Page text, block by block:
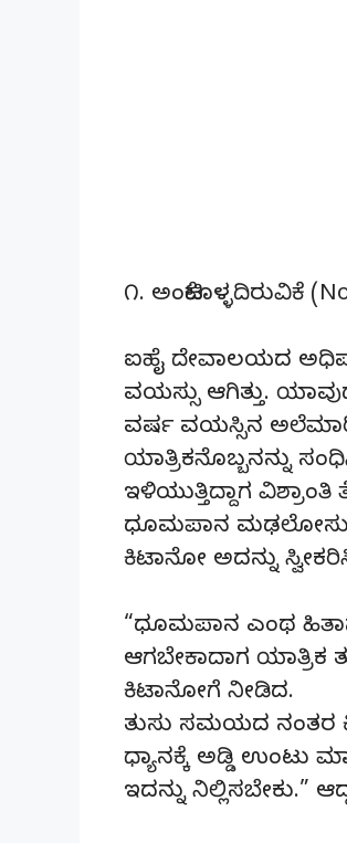
೧. ಅಂಟಿಕೊಳ್ಳದಿರುವಿಕೆ
ಐಹೈ ದೇವಾಲಯದ
ವಯಸ್ಸು ಆಗಿತ್ತು.
ವರ್ಷ ವಯಸ್ಸಿನ ಅಲೆಮಾರಿ
ಯಾತ್ರಿಕನೊಬ್ಬನನ್ನು
ಇಳಿಯುತ್ತಿದ್ದಾಗ
ಧೂಮಪಾನ ಮಢಲೋಸುಗ
ಕಿಟಾನೋ ಅದನ್ನು
“ಧೂಮಪಾನ ಎಂಥ
ಆಗಬೇಕಾದಾಗ ಯಾತ್ರಿಕ
ಕಿಟಾನೋಗೆ ನೀಡಿದ.
ತುಸು ಸಮಯದ ನಂತರ
ಧ್ಯಾನಕ್ಕೆ ಅಡ್ಡಿ ಉಂಟು
ಇದನ್ನು ನಿಲ್ಲಿಸಬೇಕು.”